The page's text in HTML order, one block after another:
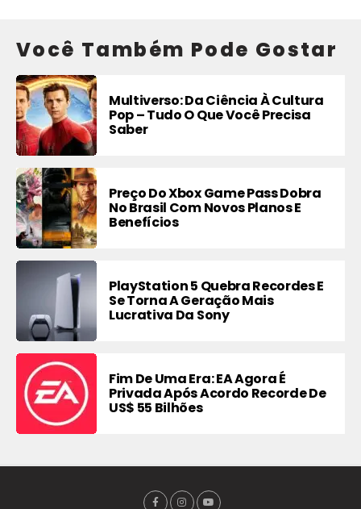
Você Também Pode Gostar
Multiverso: Da Ciência À Cultura
Pop – Tudo O Que Você Precisa
Saber
Preço Do Xbox Game Pass Dobra
No Brasil Com Novos Planos E
Benefícios
PlayStation 5 Quebra Recordes E
Se Torna A Geração Mais
Lucrativa Da Sony
Fim De Uma Era: EA Agora É
Privada Após Acordo Recorde De
US$ 55 Bilhões